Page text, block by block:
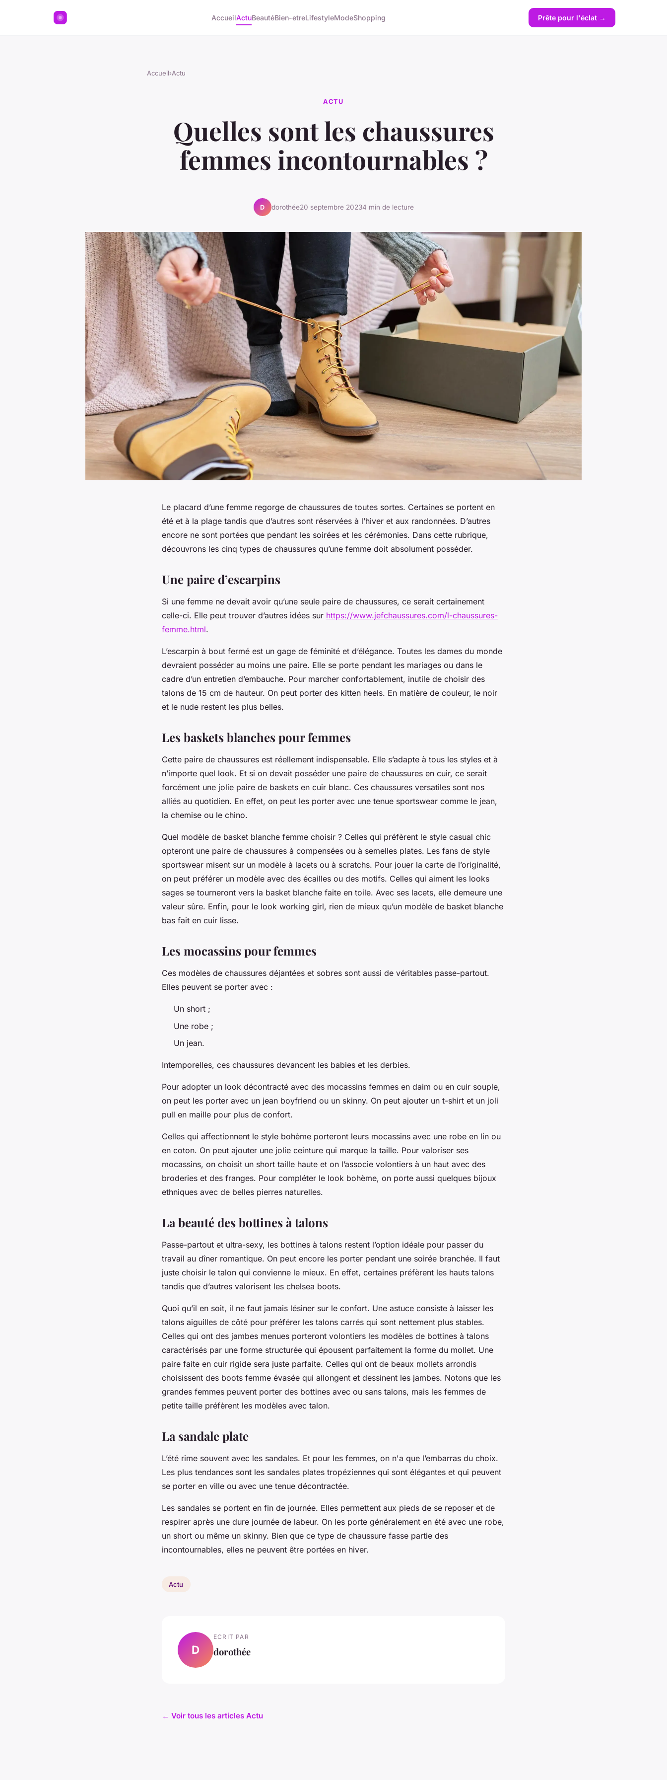
AccueilActuBeautéBien-etreLifestyleModeShopping Prête pour l'éclat →
Accueil›Actu
ACTU
Quelles sont les chaussures
femmes incontournables ?
D dorothée20 septembre 20234 min de lecture
Le placard d’une femme regorge de chaussures de toutes sortes. Certaines se portent en
été et à la plage tandis que d’autres sont réservées à l’hiver et aux randonnées. D’autres
encore ne sont portées que pendant les soirées et les cérémonies. Dans cette rubrique,
découvrons les cinq types de chaussures qu’une femme doit absolument posséder.
Une paire d’escarpins
Si une femme ne devait avoir qu’une seule paire de chaussures, ce serait certainement
celle-ci. Elle peut trouver d’autres idées sur https://www.jefchaussures.com/l-chaussures-
femme.html.
L’escarpin à bout fermé est un gage de féminité et d’élégance. Toutes les dames du monde
devraient posséder au moins une paire. Elle se porte pendant les mariages ou dans le
cadre d’un entretien d’embauche. Pour marcher confortablement, inutile de choisir des
talons de 15 cm de hauteur. On peut porter des kitten heels. En matière de couleur, le noir
et le nude restent les plus belles.
Les baskets blanches pour femmes
Cette paire de chaussures est réellement indispensable. Elle s’adapte à tous les styles et à
n’importe quel look. Et si on devait posséder une paire de chaussures en cuir, ce serait
forcément une jolie paire de baskets en cuir blanc. Ces chaussures versatiles sont nos
alliés au quotidien. En effet, on peut les porter avec une tenue sportswear comme le jean,
la chemise ou le chino.
Quel modèle de basket blanche femme choisir ? Celles qui préfèrent le style casual chic
opteront une paire de chaussures à compensées ou à semelles plates. Les fans de style
sportswear misent sur un modèle à lacets ou à scratchs. Pour jouer la carte de l’originalité,
on peut préférer un modèle avec des écailles ou des motifs. Celles qui aiment les looks
sages se tourneront vers la basket blanche faite en toile. Avec ses lacets, elle demeure une
valeur sûre. Enfin, pour le look working girl, rien de mieux qu’un modèle de basket blanche
bas fait en cuir lisse.
Les mocassins pour femmes
Ces modèles de chaussures déjantées et sobres sont aussi de véritables passe-partout.
Elles peuvent se porter avec :
Un short ;
Une robe ;
Un jean.
Intemporelles, ces chaussures devancent les babies et les derbies.
Pour adopter un look décontracté avec des mocassins femmes en daim ou en cuir souple,
on peut les porter avec un jean boyfriend ou un skinny. On peut ajouter un t-shirt et un joli
pull en maille pour plus de confort.
Celles qui affectionnent le style bohème porteront leurs mocassins avec une robe en lin ou
en coton. On peut ajouter une jolie ceinture qui marque la taille. Pour valoriser ses
mocassins, on choisit un short taille haute et on l’associe volontiers à un haut avec des
broderies et des franges. Pour compléter le look bohème, on porte aussi quelques bijoux
ethniques avec de belles pierres naturelles.
La beauté des bottines à talons
Passe-partout et ultra-sexy, les bottines à talons restent l’option idéale pour passer du
travail au dîner romantique. On peut encore les porter pendant une soirée branchée. Il faut
juste choisir le talon qui convienne le mieux. En effet, certaines préfèrent les hauts talons
tandis que d’autres valorisent les chelsea boots.
Quoi qu’il en soit, il ne faut jamais lésiner sur le confort. Une astuce consiste à laisser les
talons aiguilles de côté pour préférer les talons carrés qui sont nettement plus stables.
Celles qui ont des jambes menues porteront volontiers les modèles de bottines à talons
caractérisés par une forme structurée qui épousent parfaitement la forme du mollet. Une
paire faite en cuir rigide sera juste parfaite. Celles qui ont de beaux mollets arrondis
choisissent des boots femme évasée qui allongent et dessinent les jambes. Notons que les
grandes femmes peuvent porter des bottines avec ou sans talons, mais les femmes de
petite taille préfèrent les modèles avec talon.
La sandale plate
L’été rime souvent avec les sandales. Et pour les femmes, on n'a que l’embarras du choix.
Les plus tendances sont les sandales plates tropéziennes qui sont élégantes et qui peuvent
se porter en ville ou avec une tenue décontractée.
Les sandales se portent en fin de journée. Elles permettent aux pieds de se reposer et de
respirer après une dure journée de labeur. On les porte généralement en été avec une robe,
un short ou même un skinny. Bien que ce type de chaussure fasse partie des
incontournables, elles ne peuvent être portées en hiver.
Actu
D
ECRIT PAR
dorothée
← Voir tous les articles Actu